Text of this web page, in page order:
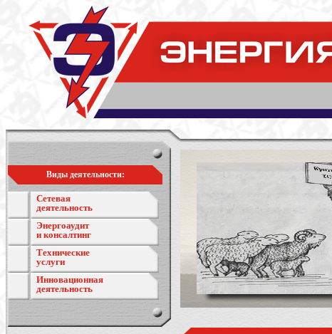
Виды деятельности:
Сетевая
деятельность
Энергоаудит
и консалтинг
Технические
услуги
Инновационная
деятельность